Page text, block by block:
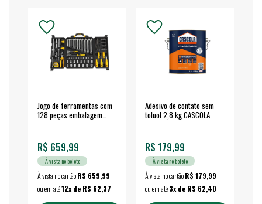
Jogo de ferramentas com
128 peças embalagem
R$ 659,99
À vista no boleto
À vista no cartãoR$ 659,99
ou em até12x de R$ 62,37
Adesivo de contato sem
toluol 2,8 kg CASCOLA
R$ 179,99
À vista no boleto
À vista no cartãoR$ 179,99
ou em até3x de R$ 62,40